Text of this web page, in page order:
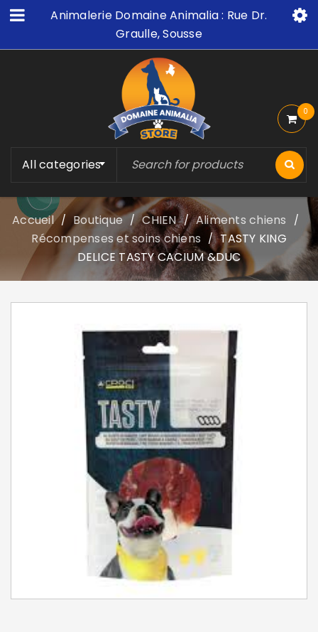
Animalerie Domaine Animalia : Rue Dr.
Graulle, Sousse
All categories
0
Accueil / Boutique / CHIEN / Aliments chiens /
Récompenses et soins chiens / TASTY KING
DELICE TASTY CACIUM &DUC